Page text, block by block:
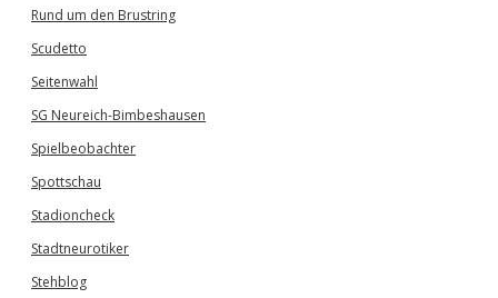
Rund um den Brustring
Scudetto
Seitenwahl
SG Neureich-Bimbeshausen
Spielbeobachter
Spottschau
Stadioncheck
Stadtneurotiker
Stehblog